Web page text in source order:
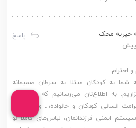
پاسخ
خیریه محک
احترام
شما به کودکان مبتلا به سرطان صمیمانه
به اطلاع‌تان می‌رسانیم که به منظور
انسانی کودکان و خانواده‌ها و همچنین
ایمنی فرزندانمان، لباس‌های کاملا نو